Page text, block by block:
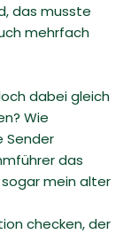
das musste
mehrfach
dabei gleich
Wie
Sender
das
mein alter
checken, der